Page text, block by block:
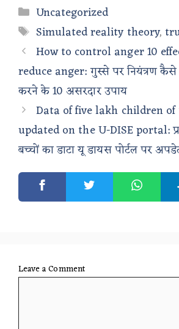
Categories
Uncategorized
Tags
Simulated reality theory,
How to control anger 10
reduce anger: गुस्से पर नियंत्रण
करने के 10 असरदार उपाय
Data of five lakh children
updated on the U-DISE portal:
बच्चों का डाटा यू डायस पोर्टल पर
Leave a Comment